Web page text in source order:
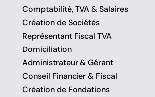
Comptabilité, TVA & Salaires
Création de Sociétés
Représentant Fiscal TVA
Domiciliation
Administrateur & Gérant
Conseil Financier & Fiscal
Création de Fondations